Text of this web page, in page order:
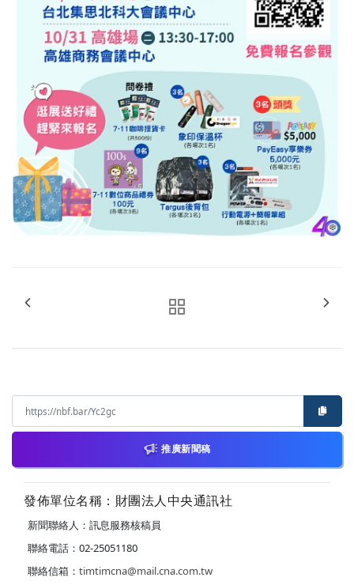
推廣新聞稿
發佈單位名稱：財團法人中央通訊社
新聞聯絡人：訊息服務核稿員
聯絡電話：02-25051180
聯絡信箱： timtimcna@mail.cna.com.tw